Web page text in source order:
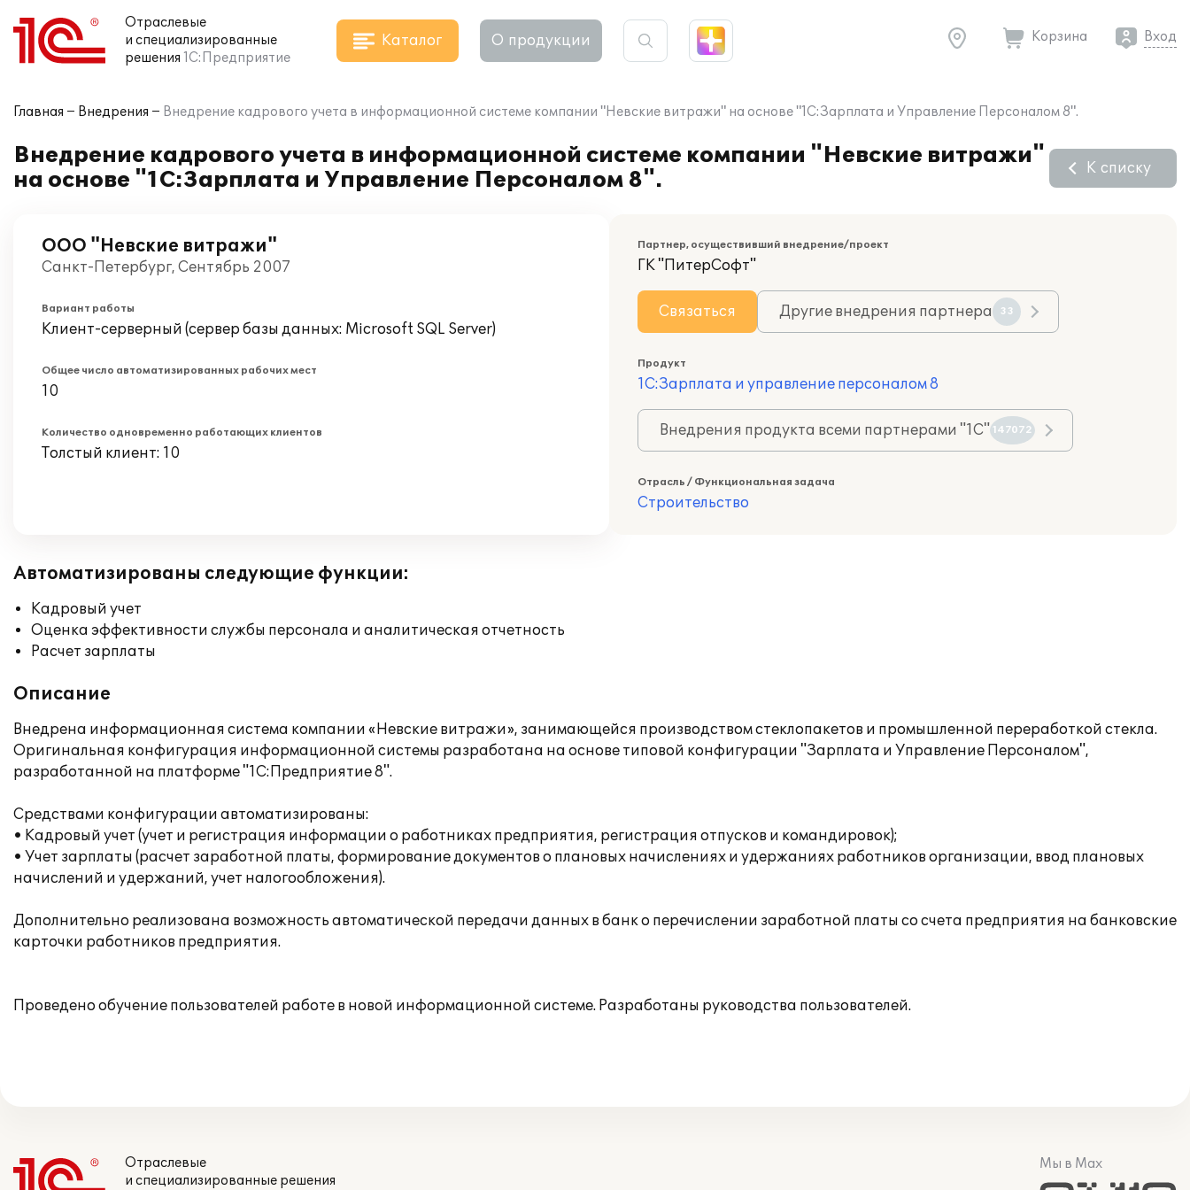
Отраслевые
и специализированные
решения 1С:Предприятие
Каталог О продукции Корзина Вход
Главная Внедрения Внедрение кадрового учета в информационной системе компании "Невские витражи" на основе "1С:Зарплата и Управление Персоналом 8".
Внедрение кадрового учета в информационной системе компании "Невские витражи"
на основе "1С:Зарплата и Управление Персоналом 8".
К списку
ООО "Невские витражи"
Санкт-Петербург, Сентябрь 2007
Вариант работы
Клиент-серверный (сервер базы данных: Microsoft SQL Server)
Общее число автоматизированных рабочих мест
10
Количество одновременно работающих клиентов
Толстый клиент: 10
Партнер, осуществивший внедрение/проект
ГК "ПитерСофт"
Связаться Другие внедрения партнера 33
Продукт
1С:Зарплата и управление персоналом 8
Внедрения продукта всеми партнерами "1С" 147072
Отрасль / Функциональная задача
Строительство
Автоматизированы следующие функции:
Кадровый учет
Оценка эффективности службы персонала и аналитическая отчетность
Расчет зарплаты
Описание
Внедрена информационная система компании «Невские витражи», занимающейся производством стеклопакетов и промышленной переработкой стекла.
Оригинальная конфигурация информационной системы разработана на основе типовой конфигурации "Зарплата и Управление Персоналом",
разработанной на платформе "1С:Предприятие 8".
Средствами конфигурации автоматизированы:
• Кадровый учет (учет и регистрация информации о работниках предприятия, регистрация отпусков и командировок);
• Учет зарплаты (расчет заработной платы, формирование документов о плановых начислениях и удержаниях работников организации, ввод плановых
начислений и удержаний, учет налогообложения).
Дополнительно реализована возможность автоматической передачи данных в банк о перечислении заработной платы со счета предприятия на банковские
карточки работников предприятия.
Проведено обучение пользователей работе в новой информационной системе. Разработаны руководства пользователей.
Отраслевые
и специализированные решения
Мы в Max